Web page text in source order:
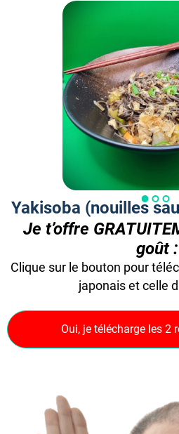
Yakisoba (nouilles
Je t’offre
goût :
Clique sur le bouton pour
japonais et celle
Oui, je télécharge les 2